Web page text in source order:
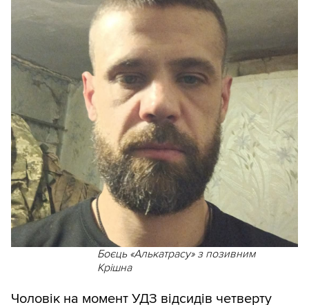
Боєць «Алькатрасу» з позивним
Крішна
Чоловік на момент УДЗ відсидів четверту